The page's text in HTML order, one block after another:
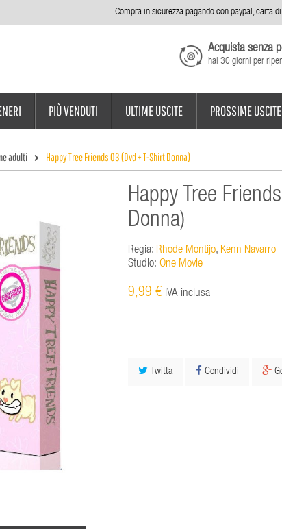
Compra in sicurezza pagando con paypal, carta
Acquista senza
hai 30 giorni per
PIÙ VENDUTI ULTIME USCITE PROSSIME USCITE
adulti Happy Tree Friends 03 (Dvd + T-Shirt Donna)
Happy Tree
Donna)
Regia: Rhode Montijo, Kenn Navarro
Studio: One Movie
9,99 € IVA inclusa
Twitta Condividi